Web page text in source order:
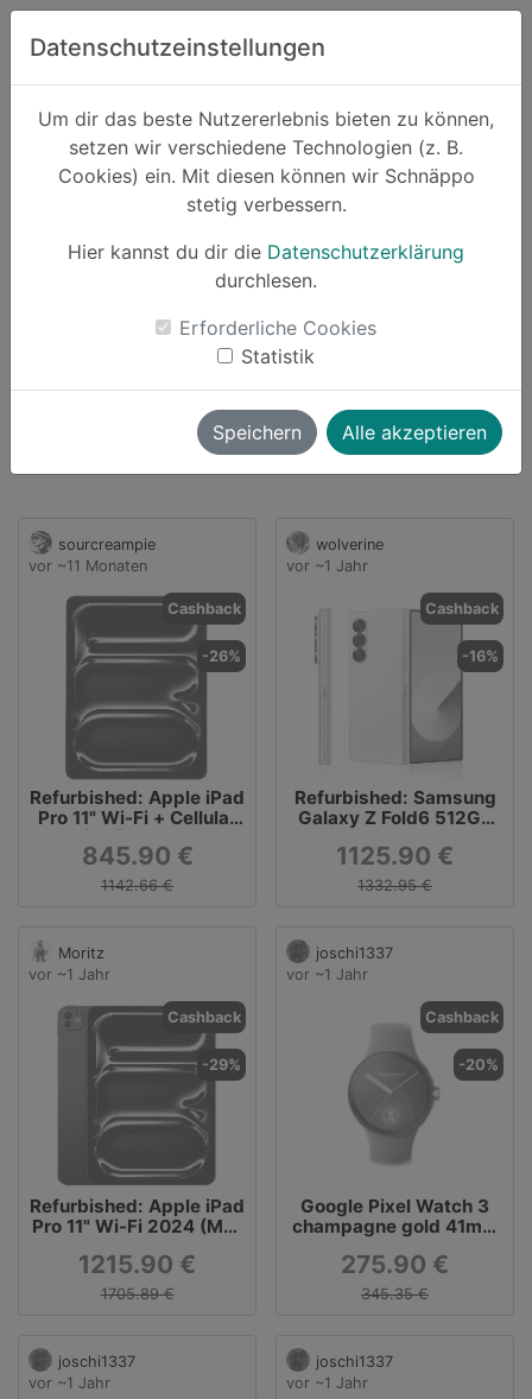
Zum Hauptinhalt springen
Datenschutzeinstellungen
Um dir das beste Nutzererlebnis bieten zu können,
setzen wir verschiedene Technologien (z. B.
Cookies) ein. Mit diesen können wir Schnäppo
stetig verbessern.
Hier kannst du dir die Datenschutzerklärung
durchlesen.
Erforderliche Cookies
Statistik
Speichern Alle akzeptieren
Suchen
Partner asgoodasnew
Schnäppchen von asgoodasnew
139 Angebote |bis zu0% Cashback
Direkt zum Partnerlaunch
sourcreampie
vor ~11 Monaten
Cashback
-26%
Refurbished: Apple iPad
Pro 11" Wi-Fi + Cellular
2024 (M4) 256GB silber
845.90 €
1142.66 €
wolverine
vor ~1 Jahr
Cashback
-16%
Refurbished: Samsung
Galaxy Z Fold6 512GB
1125.90 €
1332.95 €
Moritz
vor ~1 Jahr
Cashback
-29%
Refurbished: Apple iPad
Pro 11" Wi-Fi 2024 (M4)
1215.90 €
1705.89 €
joschi1337
vor ~1 Jahr
Cashback
-20%
Google Pixel Watch 3
champagne gold 41mm
(Wi-Fi)
275.90 €
345.35 €
joschi1337
vor ~1 Jahr
joschi1337
vor ~1 Jahr